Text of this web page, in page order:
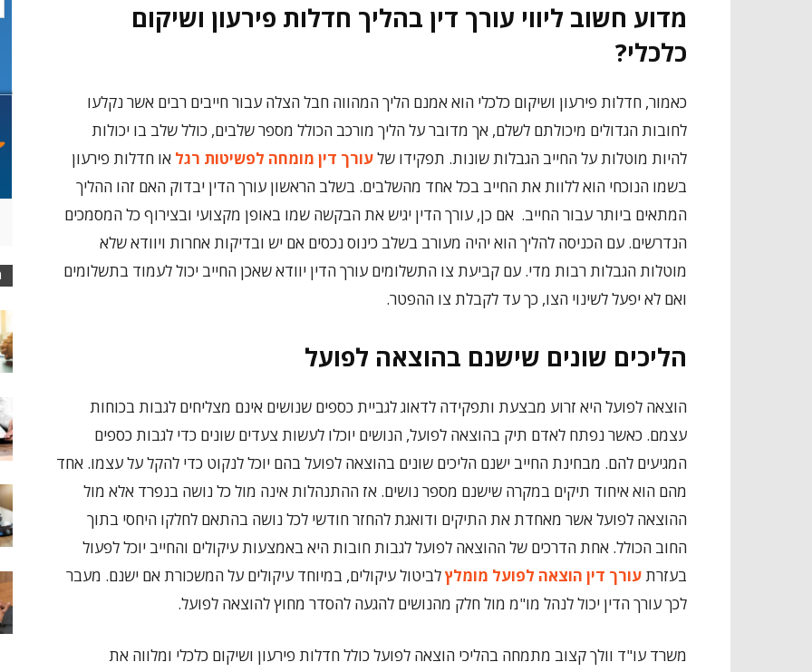
מדוע חשוב ליווי עורך דין בהליך חדלות פירעון ושיקום
כלכלי?
כאמור, חדלות פירעון ושיקום כלכלי הוא אמנם הליך המהווה חבל הצלה עבור חייבים רבים אשר נקלעו
לחובות הגדולים מיכולתם לשלם, אך מדובר על הליך מורכב הכולל מספר שלבים, כולל שלב בו יכולות
להיות מוטלות על החייב הגבלות שונות. תפקידו שלעורך דין מומחה לפשיטות רגל או חדלות פירעון
בשמו הנוכחי הוא ללוות את החייב בכל אחד מהשלבים. בשלב הראשון עורך הדין יבדוק האם זהו ההליך
המתאים ביותר עבור החייב. אם כן, עורך הדין יגיש את הבקשה שמו באופן מקצועי ובצירוף כל המסמכים
הנדרשים. עם הכניסה להליך הוא יהיה מעורב בשלב כינוס נכסים אם יש ובדיקות אחרות ויוודא שלא
מוטלות הגבלות רבות מדי. עם קביעת צו התשלומים עורך הדין יוודא שאכן החייב יכול לעמוד בתשלומים
ואם לא יפעל לשינוי הצו, כך עד לקבלת צו ההפטר.
הליכים שונים שישנם בהוצאה לפועל
הוצאה לפועל היא זרוע מבצעת ותפקידה לדאוג לגביית כספים שנושים אינם מצליחים לגבות בכוחות
עצמם. כאשר נפתח לאדם תיק בהוצאה לפועל, הנושים יוכלו לעשות צעדים שונים כדי לגבות כספים
המגיעים להם. מבחינת החייב ישנם הליכים שונים בהוצאה לפועל בהם יוכל לנקוט כדי להקל על עצמו. אחד
מהם הוא איחוד תיקים במקרה שישנם מספר נושים. אז ההתנהלות אינה מול כל נושה בנפרד אלא מול
ההוצאה לפועל אשר מאחדת את התיקים ודואגת להחזר חודשי לכל נושה בהתאם לחלקו היחסי בתוך
החוב הכולל. אחת הדרכים של ההוצאה לפועל לגבות חובות היא באמצעות עיקולים והחייב יוכל לפעול
בעזרתעורך דין הוצאה לפועל מומלץלביטול עיקולים, במיוחד עיקולים על המשכורת אם ישנם. מעבר
לכך עורך הדין יכול לנהל מו"מ מול חלק מהנושים להגעה להסדר מחוץ להוצאה לפועל.
משרד עו"ד וולך קצוב מתמחה בהליכי הוצאה לפועל כולל חדלות פירעון ושיקום כלכלי ומלווה את